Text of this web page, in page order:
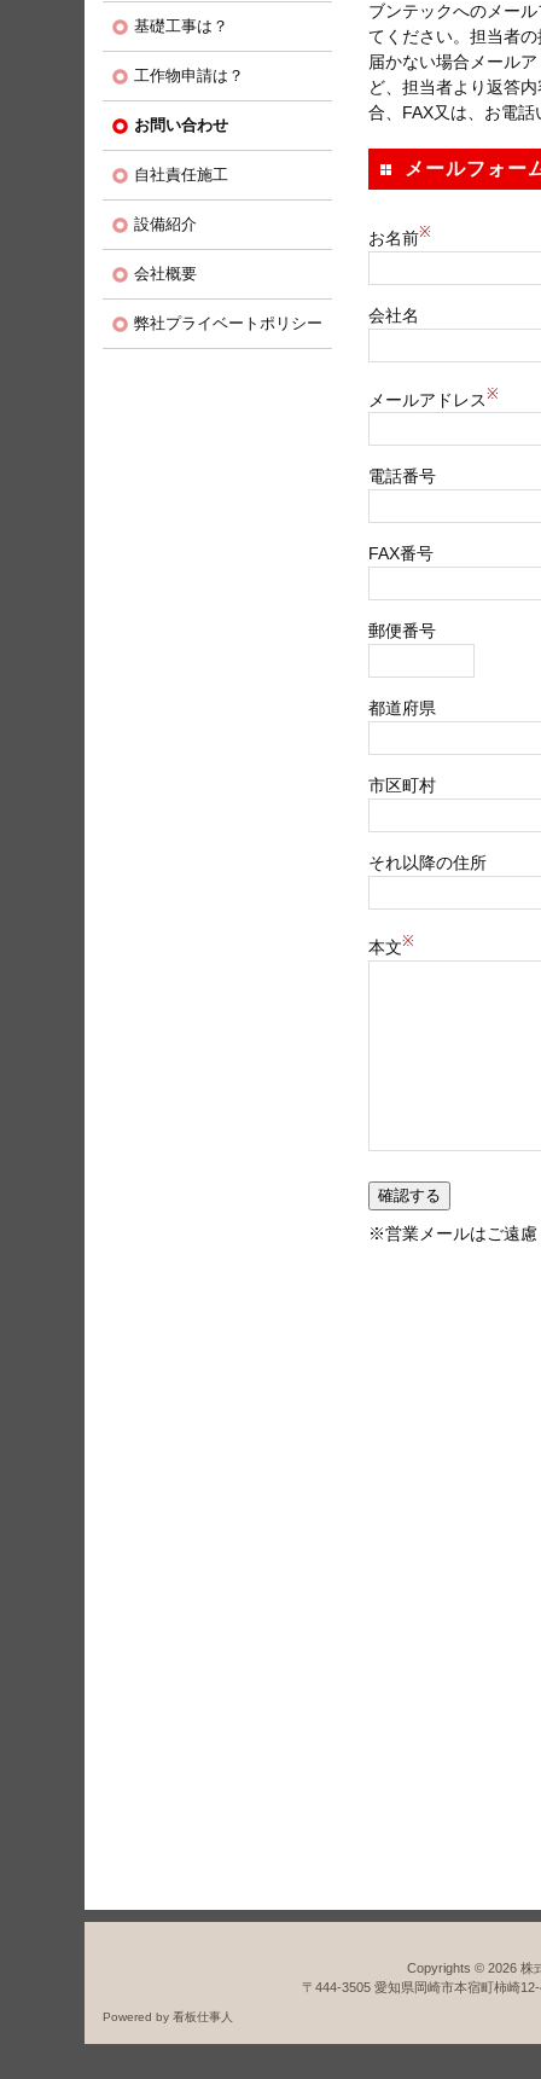
基礎工事は？
工作物申請は？
お問い合わせ
自社責任施工
設備紹介
会社概要
弊社プライベートポリシー
ブンテックへのメー
てください。担当者
届かない場合メール
ど、担当者より返答
合、FAX又は、お電
メールフォー
お名前※
会社名
メールアドレス※
電話番号
FAX番号
郵便番号
都道府県
市区町村
それ以降の住所
本文※
※営業メールはご遠慮
Copyrights © 2026 株
〒444-3505 愛知県岡崎市本宿町柿崎
Powered by 看板仕事人